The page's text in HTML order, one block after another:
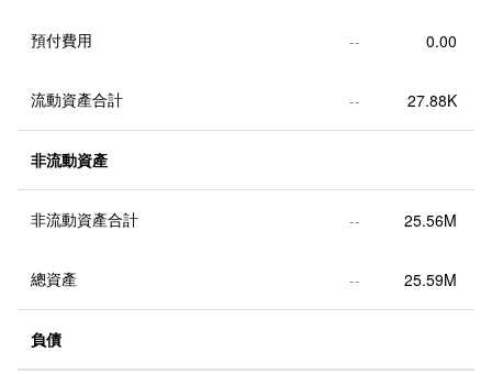
預付費用 -- 0.00
流動資產合計 -- 27.88K
非流動資產
非流動資產合計 -- 25.56M
總資產 -- 25.59M
負債